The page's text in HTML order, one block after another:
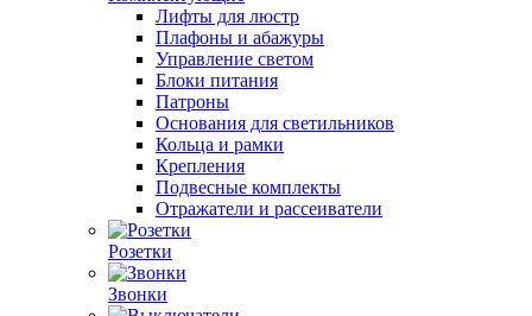
Лифты для люстр
Плафоны и абажуры
Управление светом
Блоки питания
Патроны
Основания для светильников
Кольца и рамки
Крепления
Подвесные комплекты
Отражатели и рассеиватели
Розетки
Звонки